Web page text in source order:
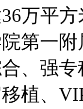
万平
第一
、强
植、